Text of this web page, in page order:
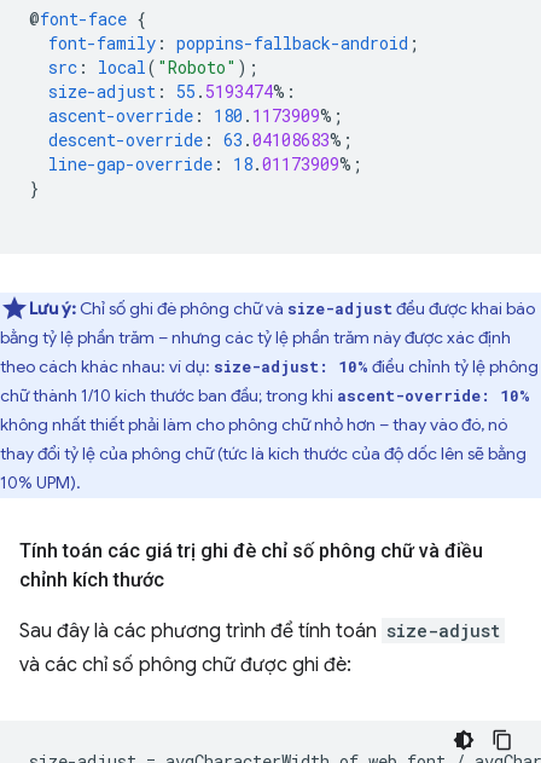
@font-face {
font-family : poppins-fallback-android ;
src : local ( "Roboto" );
size-adjust : 55 . 5193474%:
ascent-override : 180 . 1173909%;
descent-override : 63 .04108683%;
line-gap-override : 18.01173909%;
}
Lưu ý: Chỉ số ghi đè phông chữ và size-adjust đều được khai báo
bằng tỷ lệ phần trăm – nhưng các tỷ lệ phần trăm này được xác định
theo cách khác nhau: ví dụ: size-adjust: 10% điều chỉnh tỷ lệ phông
chữ thành 1/10 kích thước ban đầu; trong khi ascent-override: 10%
không nhất thiết phải làm cho phông chữ nhỏ hơn – thay vào đó, nó
thay đổi tỷ lệ của phông chữ (tức là kích thước của độ dốc lên sẽ bằng
10% UPM).
Tính toán các giá trị ghi đè chỉ số phông chữ và điều
chỉnh kích thước
Sau đây là các phương trình để tính toán size-adjust
và các chỉ số phông chữ được ghi đè: